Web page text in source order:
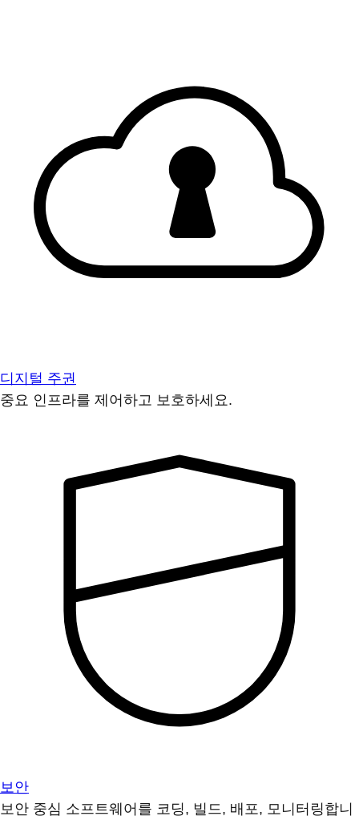
디지털 주권
중요 인프라를 제어하고 보호하세요.
보안
보안 중심 소프트웨어를 코딩, 빌드, 배포, 모니터링합니